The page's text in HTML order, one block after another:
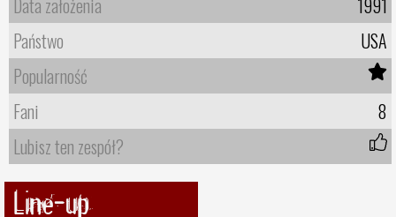
Państwo
USA
Popularność
Fani
8
Lubisz ten zespół?
Line-up